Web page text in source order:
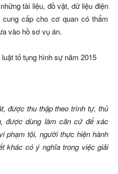
tài liệu, đồ vật, dữ liệu điện
cấp cho cơ quan có thẩm
vào hồ sơ vụ án.
tố tụng hình sự năm 2015
được thu thập theo trình tự, thủ
được dùng làm căn cứ để xác
phạm tội, người thực hiện hành
khác có ý nghĩa trong việc giải